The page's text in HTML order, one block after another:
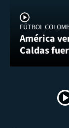
FÚTBOL
América
Caldas